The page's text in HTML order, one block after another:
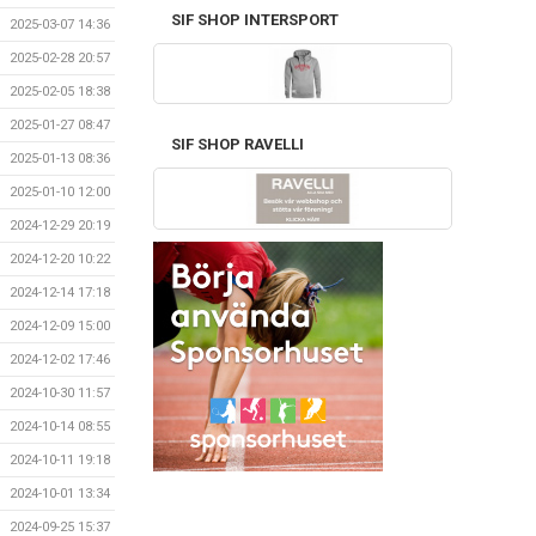
2025-03-07 14:36
2025-02-28 20:57
2025-02-05 18:38
2025-01-27 08:47
2025-01-13 08:36
2025-01-10 12:00
2024-12-29 20:19
2024-12-20 10:22
2024-12-14 17:18
2024-12-09 15:00
2024-12-02 17:46
2024-10-30 11:57
2024-10-14 08:55
2024-10-11 19:18
2024-10-01 13:34
2024-09-25 15:37
SIF SHOP INTERSPORT
SIF SHOP RAVELLI